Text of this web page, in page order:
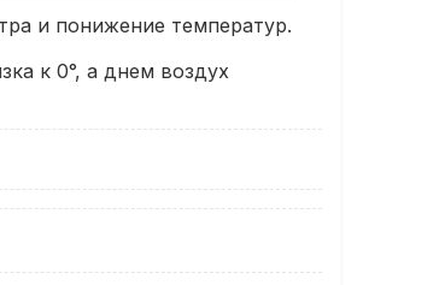
и понижение температур.
к 0°, а днем воздух